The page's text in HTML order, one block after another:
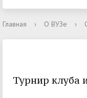
Главная › О ВУЗе ›
Турнир клуба